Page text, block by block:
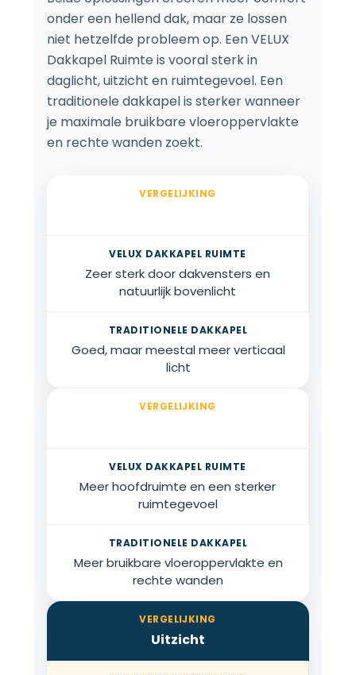
onder een hellend dak, maar ze lossen
niet hetzelfde probleem op. Een VELUX
Dakkapel Ruimte is vooral sterk in
daglicht, uitzicht en ruimtegevoel. Een
traditionele dakkapel is sterker wanneer
je maximale bruikbare vloeroppervlakte
en rechte wanden zoekt.
Zeer sterk door dakvensters en
natuurlijk bovenlicht
Goed, maar meestal meer verticaal
licht
Meer hoofdruimte en een sterker
ruimtegevoel
Meer bruikbare vloeroppervlakte en
rechte wanden
Uitzicht